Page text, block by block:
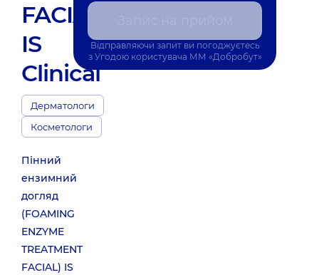
FACIAL)
IS
Clinical
Дерматологи
Косметологи
Пінний
ензимний
догляд
(FOAMING
ENZYME
TREATMENT
FACIAL) IS
Відправляючи запит ви погоджуєтесь
з Угодою користувача ММ «Добробут»